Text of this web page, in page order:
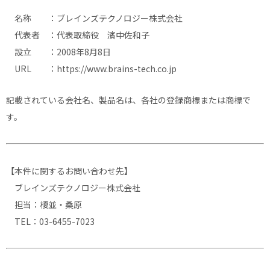
名称 ：ブレインズテクノロジー株式会社
代表者 ：代表取締役 濱中佐和子
設立 ：2008年8月8日
URL ： https://www.brains-tech.co.jp
記載されている会社名、製品名は、各社の登録商標または商標で
す。
【本件に関するお問い合わせ先】
ブレインズテクノロジー株式会社
担当：榎並・桑原
TEL：03-6455-7023